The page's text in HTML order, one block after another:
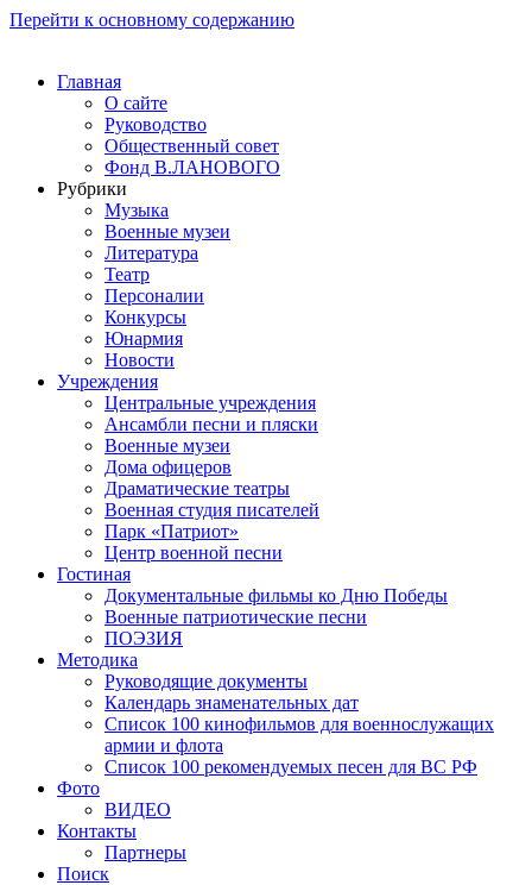
Перейти к основному содержанию
Главная
О сайте
Руководство
Общественный совет
Фонд В.ЛАНОВОГО
Рубрики
Музыка
Военные музеи
Литература
Театр
Персоналии
Конкурсы
Юнармия
Новости
Учреждения
Центральные учреждения
Ансамбли песни и пляски
Военные музеи
Дома офицеров
Драматические театры
Военная студия писателей
Парк «Патриот»
Центр военной песни
Гостиная
Документальные фильмы ко Дню Победы
Военные патриотические песни
ПОЭЗИЯ
Методика
Руководящие документы
Календарь знаменательных дат
Список 100 кинофильмов для военнослужащих
армии и флота
Список 100 рекомендуемых песен для ВС РФ
Фото
ВИДЕО
Контакты
Партнеры
Поиск